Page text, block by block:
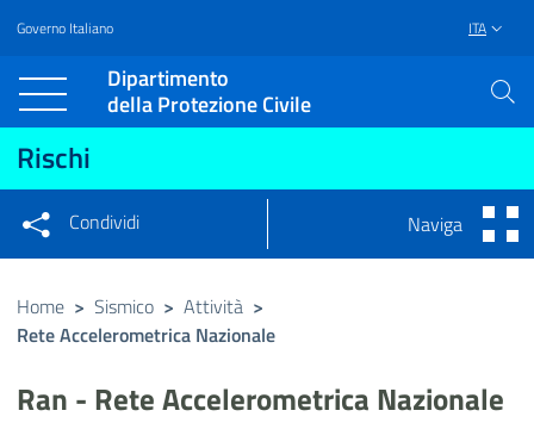
Vai al contenuto principale
Raggiungi il piè di pagina
Governo Italiano ITA
Dipartimento
della Protezione Civile
Rischi
Condividi su Facebook
Condividi su Twitter
Condividi su LinkedIn
Condividi
Condividi sui social network
Naviga
Home > Sismico > Attività >
Rete Accelerometrica Nazionale
Ran - Rete Accelerometrica Nazionale